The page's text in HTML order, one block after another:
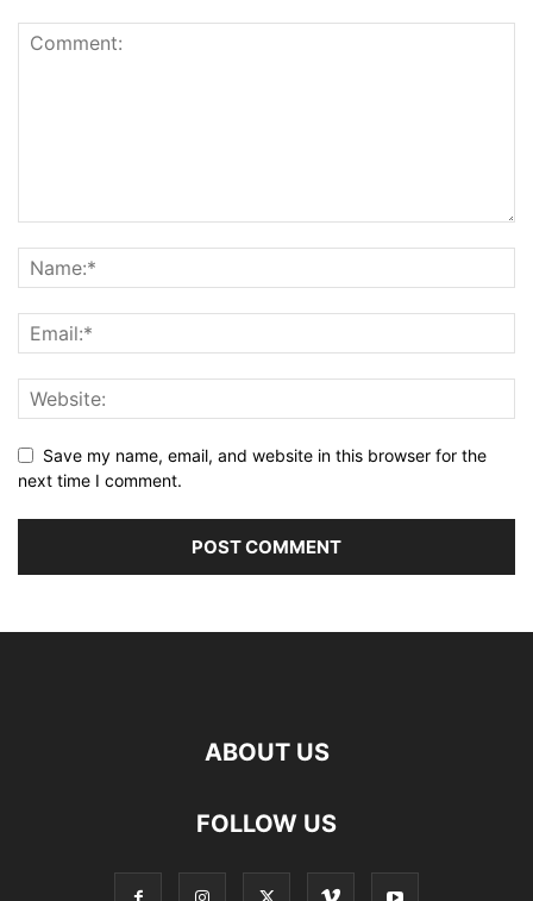
Save my name, email, and website in this browser for the
next time I comment.
ABOUT US
FOLLOW US